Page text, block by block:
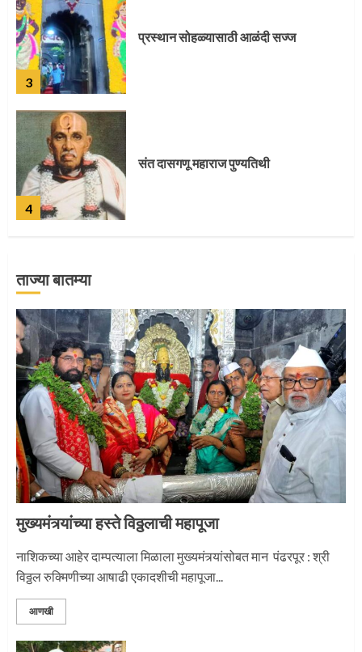
4
संत दासगणू महाराज पुण्यतिथी
5
जवानाला मिळाला महापूजेचा मान
1
2
नगरच्या काळे दाम्पत्याला महापूजेचा मान
3
ताज्या बातम्या
मुख्यमंत्र्यांच्या हस्ते विठ्ठलाची महापूजा
नाशिकच्या आहेर दाम्पत्याला मिळाला मुख्यमंत्र्यांसोबत मान पंढरपूर : श्री
विठ्ठल रुक्मिणीच्या आषाढी एकादशीची महापूजा...
आणखी